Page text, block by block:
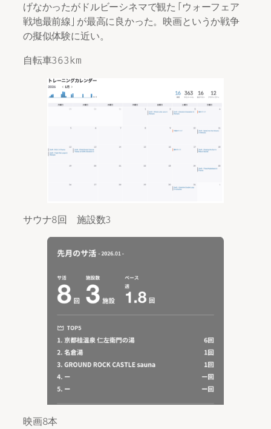
げなかったがドルビーシネマで観た「ウォーフェア
戦地最前線」が最高に良かった。映画というか戦争
の擬似体験に近い。
自転車363km
サウナ8回 施設数3
映画8本